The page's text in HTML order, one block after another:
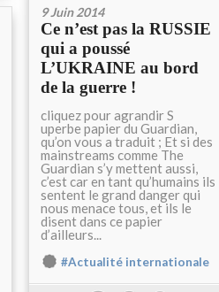
9 Juin 2014
Ce n’est pas la RUSSIE
qui a poussé
L’UKRAINE au bord
de la guerre !
cliquez pour agrandir S
uperbe papier du Guardian,
qu’on vous a traduit ; Et si des
mainstreams comme The
Guardian s’y mettent aussi,
c’est car en tant qu’humains ils
sentent le grand danger qui
nous menace tous, et ils le
disent dans ce papier
d’ailleurs...
#Actualité internationale